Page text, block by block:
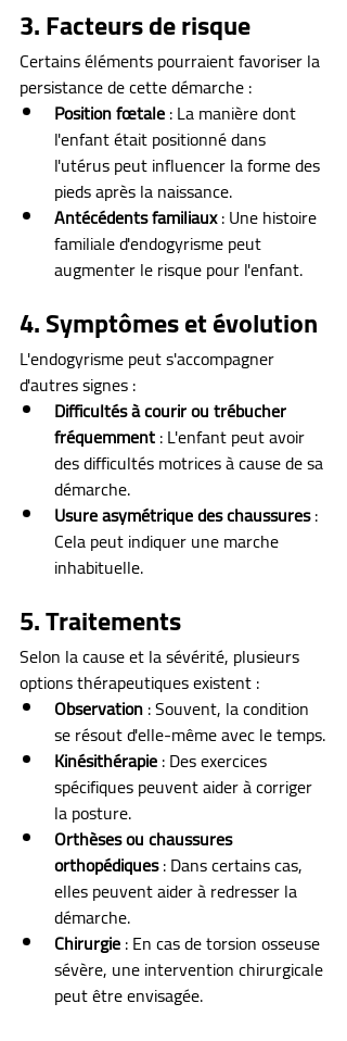
3. Facteurs de risque
Certains éléments pourraient favoriser la
persistance de cette démarche :
Position fœtale : La manière dont
l'enfant était positionné dans
l'utérus peut influencer la forme des
pieds après la naissance.
Antécédents familiaux : Une histoire
familiale d'endogyrisme peut
augmenter le risque pour l'enfant.
4. Symptômes et évolution
L'endogyrisme peut s'accompagner
d'autres signes :
Difficultés à courir ou trébucher
fréquemment : L'enfant peut avoir
des difficultés motrices à cause de sa
démarche.
Usure asymétrique des chaussures :
Cela peut indiquer une marche
inhabituelle.
5. Traitements
Selon la cause et la sévérité, plusieurs
options thérapeutiques existent :
Observation : Souvent, la condition
se résout d'elle-même avec le temps.
Kinésithérapie : Des exercices
spécifiques peuvent aider à corriger
la posture.
Orthèses ou chaussures
orthopédiques : Dans certains cas,
elles peuvent aider à redresser la
démarche.
Chirurgie : En cas de torsion osseuse
sévère, une intervention chirurgicale
peut être envisagée.